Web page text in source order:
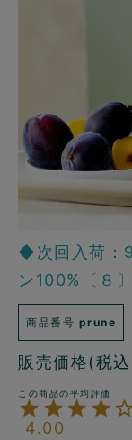
◆次回入荷：
ン100%〔８〕
商品番号 prune
販売価格(税
4.00